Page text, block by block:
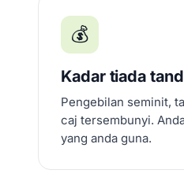
💰
Kadar tiada
Pengebilan seminit,
caj tersembunyi.
yang anda guna.